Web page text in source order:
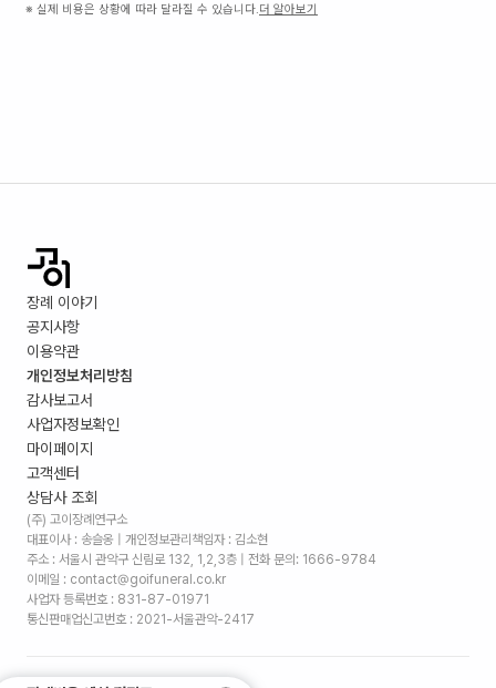
※ 실제 비용은 상황에 따라 달라질 수 있습니다.더 알아보기
장례 이야기
공지사항
이용약관
개인정보처리방침
감사보고서
사업자정보확인
마이페이지
고객센터
상담사 조회
(주) 고이장례연구소
대표이사 : 송슬옹 | 개인정보관리책임자 : 김소현
주소 : 서울시 관악구 신림로 132, 1,2,3층 | 전화 문의: 1666-9784
이메일 : contact@goifuneral.co.kr
사업자 등록번호 : 831-87-01971
통신판매업신고번호 : 2021-서울관악-2417